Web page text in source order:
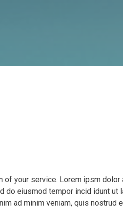
of your service. Lorem ipsm dolor
do eiusmod tempor incid idunt ut
ad minim veniam, quis nostrud